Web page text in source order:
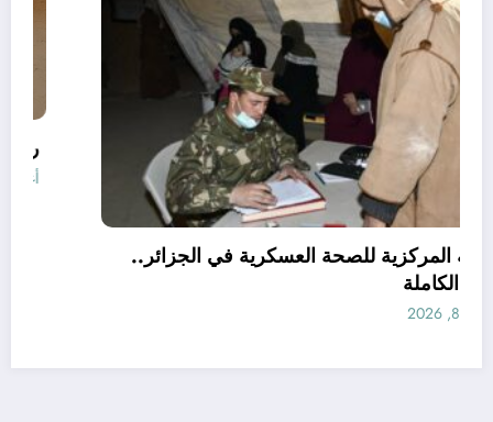
المديرية المركزية للصحة العسكرية في الجزائر..
البيانات الكاملة
أغسطس 8, 2026